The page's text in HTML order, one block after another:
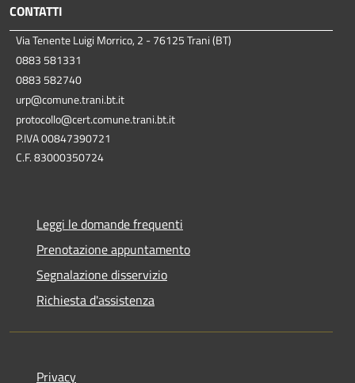
CONTATTI
Via Tenente Luigi Morrico, 2 - 76125 Trani (BT)
0883 581331
0883 582740
urp@comune.trani.bt.it
protocollo@cert.comune.trani.bt.it
P.IVA 00847390721
C.F. 83000350724
Leggi le domande frequenti
Prenotazione appuntamento
Segnalazione disservizio
Richiesta d'assistenza
Privacy